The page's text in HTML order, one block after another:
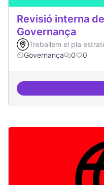
Revisió interna
Governança
Treballem el pla
Governança
0 0